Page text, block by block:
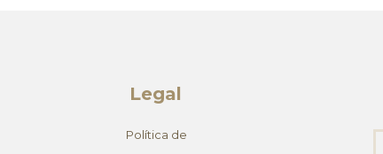
Legal
Política de